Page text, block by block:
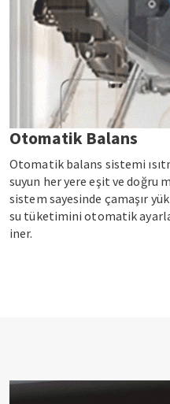
Otomatik Balans
Otomatik balans sistemi
suyun her yere eşit ve doğru
sistem sayesinde çamaşır
su tüketimini otomatik
iner.